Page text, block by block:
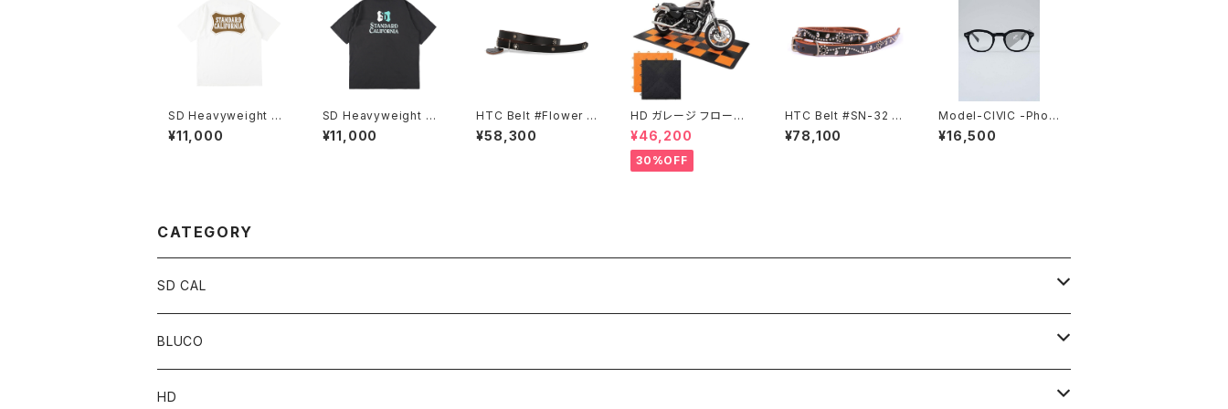
SD Heavyweight Ba
sic Shield Logo T
¥11,000
SD Heavyweight Sh
ield Logo Pocket T
¥11,000
HTC Belt #Flower S
tone40 0.75
¥58,300
HD ガレージ フローリ
ング キット
¥46,200
30%OFF
HTC Belt #SN-32 St
one 0.75
¥78,100
Model-CIVIC -Phot
ochromic-
¥16,500
CATEGORY
SD CAL
Top
Pant
BLUCO
Tops
HD